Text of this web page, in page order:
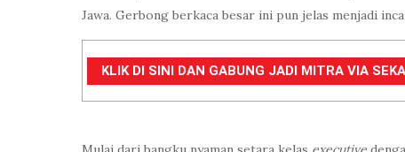
Jawa. Gerbong berkaca besar ini pun jelas menjadi
KLIK DI SINI DAN GABUNG JADI MITRA VIA